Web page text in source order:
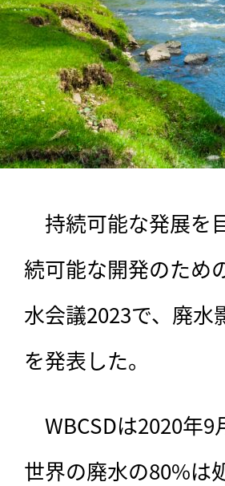
持続可能な発展を
続可能な開発のため
水会議2023で、廃水
を発表した。
WBCSDは2020年9
世界の廃水の80%は